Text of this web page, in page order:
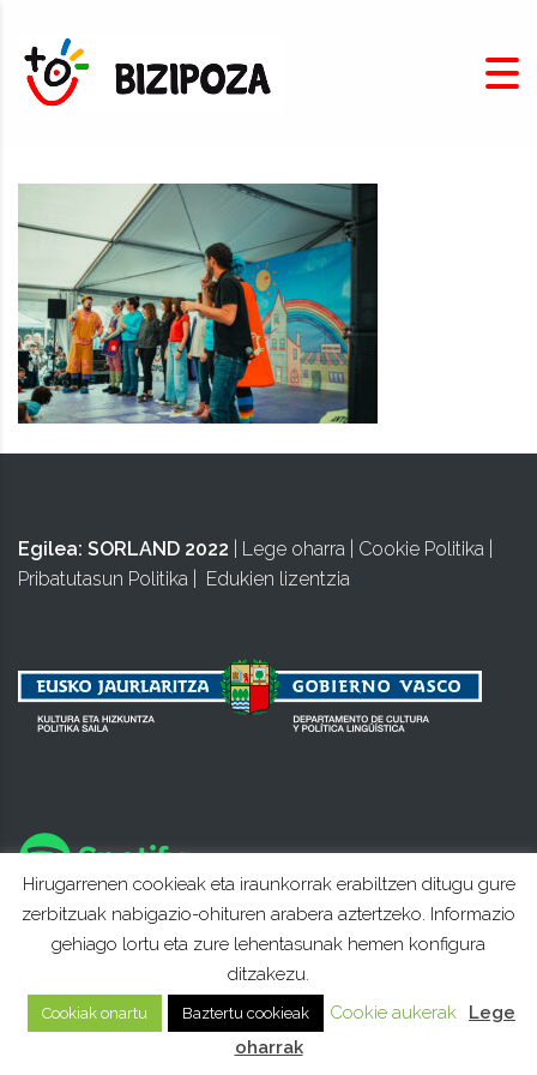
Egilea: SORLAND 2022 Lege oharra Cookie Politika
Pribatutasun Politika
Edukien lizentzia
Hirugarrenen cookieak eta iraunkorrak erabiltzen ditugu gure
zerbitzuak nabigazio-ohituren arabera aztertzeko. Informazio
gehiago lortu eta zure lehentasunak hemen konfigura
ditzakezu.
Cookiak onartu Baztertu cookieak Cookie aukerak
Lege
oharrak